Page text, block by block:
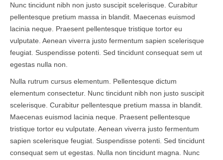
Nunc tincidunt nibh non justo suscipit scelerisque. Curabitur
pellentesque pretium massa in blandit. Maecenas euismod
lacinia neque. Praesent pellentesque tristique tortor eu
vulputate. Aenean viverra justo fermentum sapien scelerisque
feugiat. Suspendisse potenti. Sed tincidunt consequat sem ut
egestas nulla non.
Nulla rutrum cursus elementum. Pellentesque dictum
elementum consectetur. Nunc tincidunt nibh non justo suscipit
scelerisque. Curabitur pellentesque pretium massa in blandit.
Maecenas euismod lacinia neque. Praesent pellentesque
tristique tortor eu vulputate. Aenean viverra justo fermentum
sapien scelerisque feugiat. Suspendisse potenti. Sed tincidunt
consequat sem ut egestas. Nulla non tincidunt magna. Nunc